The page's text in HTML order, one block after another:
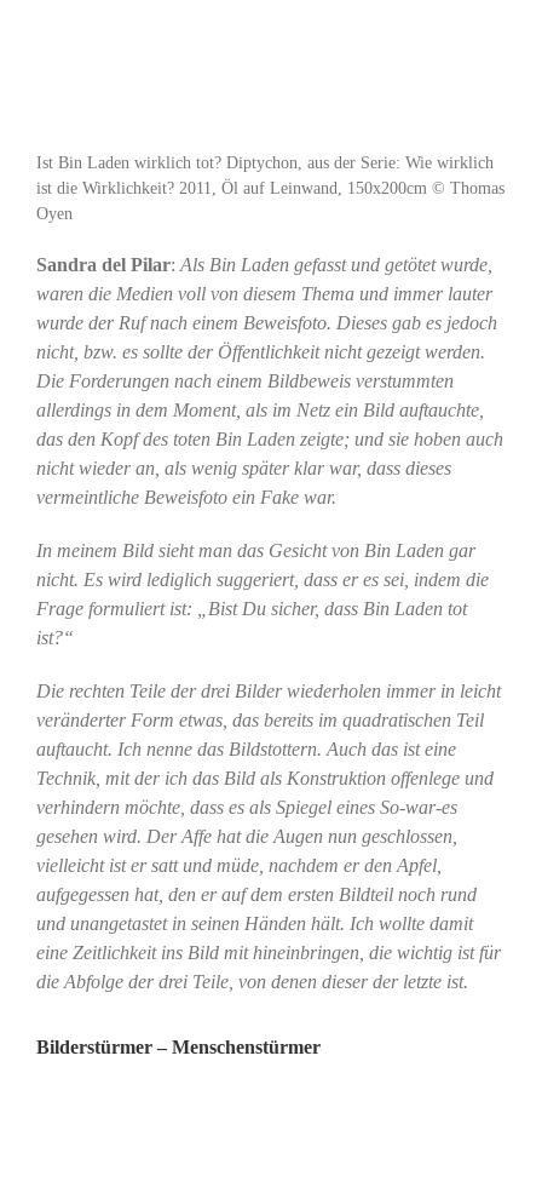
Ist Bin Laden wirklich tot? Diptychon, aus der Serie: Wie wirklich
ist die Wirklichkeit? 2011, Öl auf Leinwand, 150x200cm © Thomas
Oyen
Sandra del Pilar: Als Bin Laden gefasst und getötet wurde,
waren die Medien voll von diesem Thema und immer lauter
wurde der Ruf nach einem Beweisfoto. Dieses gab es jedoch
nicht, bzw. es sollte der Öffentlichkeit nicht gezeigt werden.
Die Forderungen nach einem Bildbeweis verstummten
allerdings in dem Moment, als im Netz ein Bild auftauchte,
das den Kopf des toten Bin Laden zeigte; und sie hoben auch
nicht wieder an, als wenig später klar war, dass dieses
vermeintliche Beweisfoto ein Fake war.
In meinem Bild sieht man das Gesicht von Bin Laden gar
nicht. Es wird lediglich suggeriert, dass er es sei, indem die
Frage formuliert ist: „Bist Du sicher, dass Bin Laden tot
ist?“
Die rechten Teile der drei Bilder wiederholen immer in leicht
veränderter Form etwas, das bereits im quadratischen Teil
auftaucht. Ich nenne das Bildstottern. Auch das ist eine
Technik, mit der ich das Bild als Konstruktion offenlege und
verhindern möchte, dass es als Spiegel eines So-war-es
gesehen wird. Der Affe hat die Augen nun geschlossen,
vielleicht ist er satt und müde, nachdem er den Apfel,
aufgegessen hat, den er auf dem ersten Bildteil noch rund
und unangetastet in seinen Händen hält. Ich wollte damit
eine Zeitlichkeit ins Bild mit hineinbringen, die wichtig ist für
die Abfolge der drei Teile, von denen dieser der letzte ist.
Bilderstürmer – Menschenstürmer